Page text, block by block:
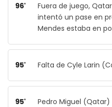
96'
Fuera de juego,
intentó un pase en
Mendes estaba en
95' Falta de Cyle Larin
95'
Pedro Miguel